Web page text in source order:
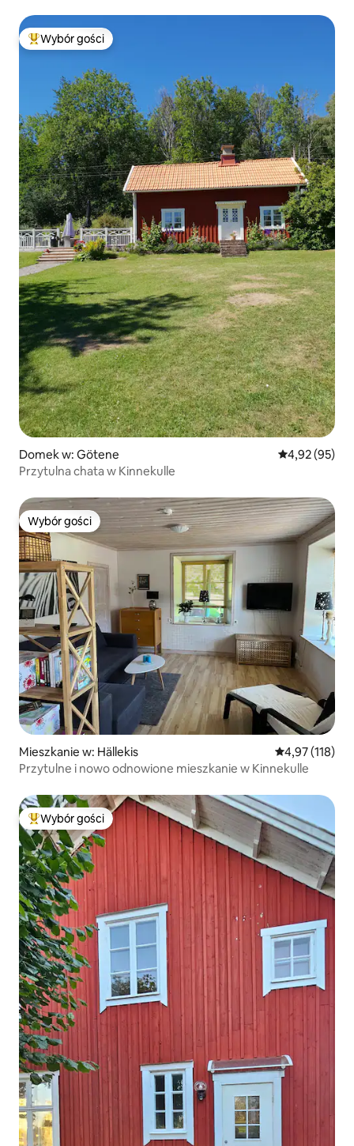
Najpopularniejsze z kategorii Wybór gości
Wybór gości
Domek w: Götene Średnia
4,92 (95)
Przytulna chata w Kinnekulle
Wybór gości
Wybór gości
Mieszkanie w: Hällekis Średnia
4,97 (118)
Przytulne i nowo odnowione mieszkanie w Kinnekulle
Najpopularniejsze z kategorii Wybór gości
Wybór gości